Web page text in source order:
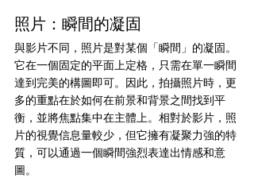
照片：瞬間的凝固
與影片不同，照片是對某個「瞬間」的凝固。
它在一個固定的平面上定格，只需在單一瞬間
達到完美的構圖即可。因此，拍攝照片時，更
多的重點在於如何在前景和背景之間找到平
衡，並將焦點集中在主體上。相對於影片，照
片的視覺信息量較少，但它擁有凝聚力強的特
質，可以通過一個瞬間強烈表達出情感和意
圖。